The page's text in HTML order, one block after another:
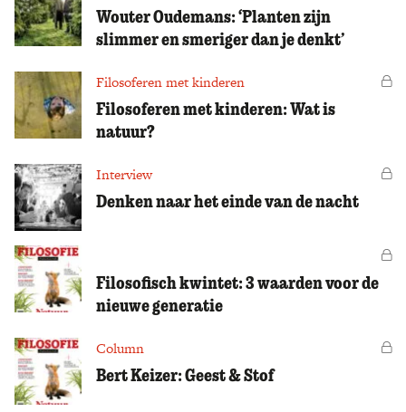
Wouter Oudemans: ‘Planten zijn
slimmer en smeriger dan je denkt’
Filosoferen met kinderen
Filosoferen met kinderen: Wat is
natuur?
Interview
Denken naar het einde van de nacht
Filosofisch kwintet: 3 waarden voor de
nieuwe generatie
Column
Bert Keizer: Geest & Stof